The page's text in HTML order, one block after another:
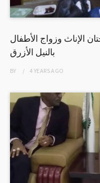
الإناث وزواج الأطفال
بالنيل الأزرق
BY 4 YEARSAGO